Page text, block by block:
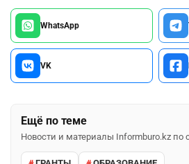
WhatsApp
VK
Ещё по теме
Новости и материалы Informburo.kz